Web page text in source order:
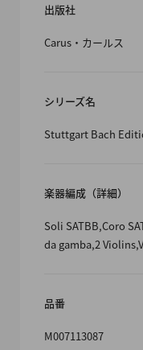
出版社
Carus・カールス
シリーズ名
Stuttgart Bach
楽器編成（詳細）
Soli SATBB,Coro
da gamba,2
品番
M007113087